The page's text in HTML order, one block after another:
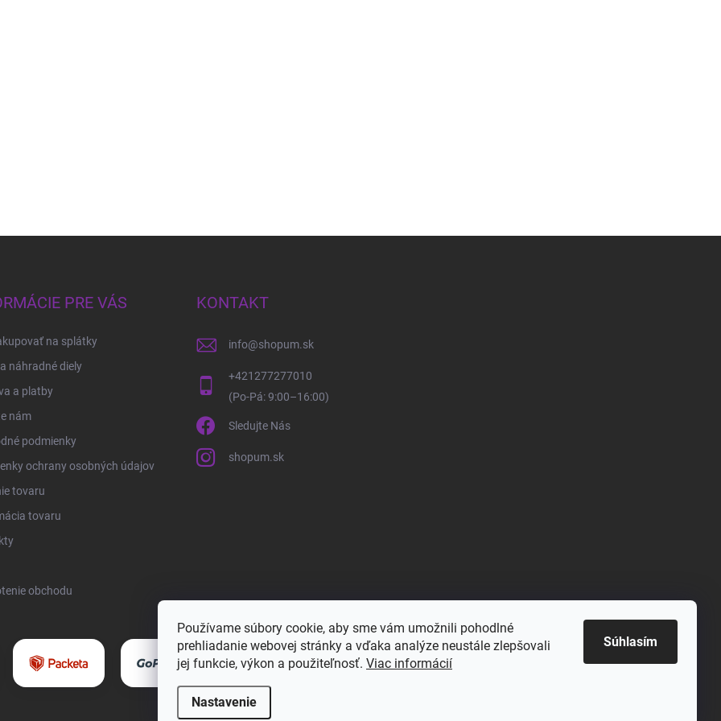
Používame súbory cookie, aby sme vám umožnili pohodlné
prehliadanie webovej stránky a vďaka analýze neustále zlepšovali
jej funkcie, výkon a použiteľnosť. Viac informácií
Nastavenie
Súhlasím
PRE VÁS
na splátky
náhradné diely
a platby
nám
podmienky
ochrany osobných údajov
tovaru
tovaru
obchodu
KONTAKT
info@shopum.sk
+421277277010
Sledujte Nás
shopum.sk